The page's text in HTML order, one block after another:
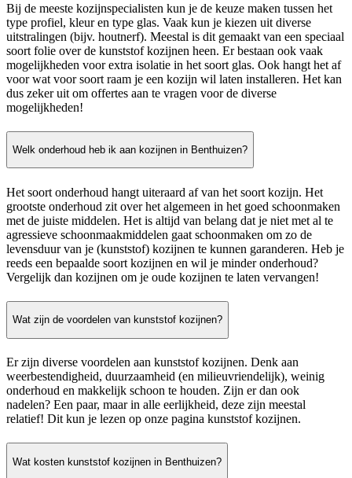
Bij de meeste kozijnspecialisten kun je de keuze maken tussen het
type profiel, kleur en type glas. Vaak kun je kiezen uit diverse
uitstralingen (bijv. houtnerf). Meestal is dit gemaakt van een speciaal
soort folie over de kunststof kozijnen heen. Er bestaan ook vaak
mogelijkheden voor extra isolatie in het soort glas. Ook hangt het af
voor wat voor soort raam je een kozijn wil laten installeren. Het kan
dus zeker uit om offertes aan te vragen voor de diverse
mogelijkheden!
Welk onderhoud heb ik aan kozijnen in Benthuizen?
Het soort onderhoud hangt uiteraard af van het soort kozijn. Het
grootste onderhoud zit over het algemeen in het goed schoonmaken
met de juiste middelen. Het is altijd van belang dat je niet met al te
agressieve schoonmaakmiddelen gaat schoonmaken om zo de
levensduur van je (kunststof) kozijnen te kunnen garanderen. Heb je
reeds een bepaalde soort kozijnen en wil je minder onderhoud?
Vergelijk dan kozijnen om je oude kozijnen te laten vervangen!
Wat zijn de voordelen van kunststof kozijnen?
Er zijn diverse voordelen aan kunststof kozijnen. Denk aan
weerbestendigheid, duurzaamheid (en milieuvriendelijk), weinig
onderhoud en makkelijk schoon te houden. Zijn er dan ook
nadelen? Een paar, maar in alle eerlijkheid, deze zijn meestal
relatief! Dit kun je lezen op onze pagina kunststof kozijnen.
Wat kosten kunststof kozijnen in Benthuizen?